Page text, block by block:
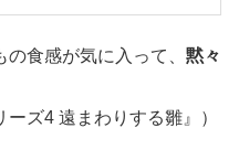
食感が気に入って、 黙々
ーズ4 遠まわりする雛』）